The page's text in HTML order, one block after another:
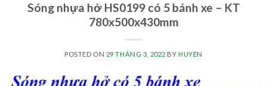
Sóng nhựa hở HS0199 có 5 bánh xe – KT
780x500x430mm
POSTED ON 29 THÁNG 3, 2022 BY HUYEN